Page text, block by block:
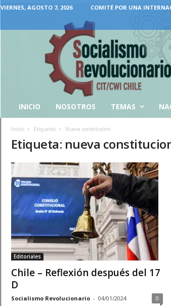
VIERNES, AGOSTO 7, 2026 COMITÉ POR UNA
INICIO NOSOTROS TEMAS
Inicio Etiquetas Nueva constitucion
Etiqueta: nueva
Editoriales
Chile – Reflexión después del 17
D
Socialismo Revolucionario - 04/01/2024 0